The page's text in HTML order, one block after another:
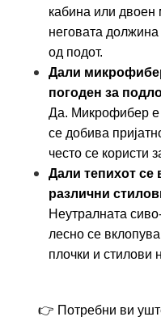
кабина или двоен
неговата
од подот.
Дали
погоден за
Да. Микрофибер е
се добива
често се користи
Дали тепихот се
различни
Неутралната
лесно се
плочки и стилови
👉 Потребни ви